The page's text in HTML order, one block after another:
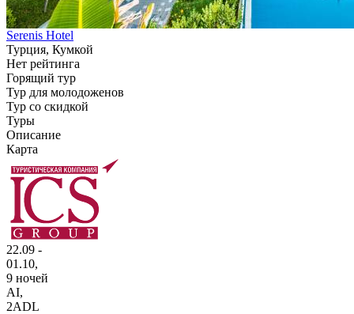
Serenis Hotel
Турция, Кумкой
Нет рейтинга
Горящий тур
Тур для молодоженов
Тур со скидкой
Туры
Описание
Карта
22.09 -
01.10,
9 ночей
AI,
2ADL